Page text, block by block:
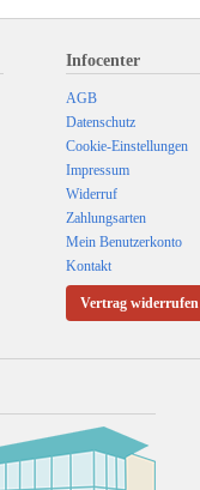
Infocenter
AGB
Datenschutz
Cookie-Einstellungen
Impressum
Widerruf
Zahlungsarten
Mein Benutzerkonto
Kontakt
Vertrag widerrufen